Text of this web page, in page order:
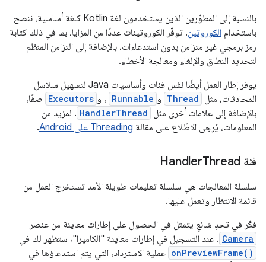
بالنسبة إلى المطوّرين الذين يستخدمون لغة Kotlin كلغة أساسية، ننصح
باستخدام الكوروتين. توفّر الكوروتينات عددًا من المزايا، بما في ذلك كتابة
رمز برمجي غير متزامن بدون استدعاءات، بالإضافة إلى التزامن المنظم
لتحديد النطاق والإلغاء ومعالجة الأخطاء.
يوفر إطار العمل أيضًا نفس فئات وأساسيات Java لتسهيل سلاسل
المحادثات، مثل Thread و Runnable ، و Executors صفًا،
بالإضافة إلى علامات أخرى مثل HandlerThread . لمزيد من
المعلومات، يُرجى الاطّلاع على مقالة Threading على Android .
فئة Handler Thread
سلسلة المعالجات هي سلسلة تعليمات طويلة الأمد تستخرج العمل من
قائمة الانتظار وتعمل عليها.
فكّر في تحدٍ شائعٍ يتمثل في الحصول على إطارات معاينة من عنصر
Camera . عند التسجيل في إطارات معاينة "الكاميرا"، ستظهر لك في
onPreviewFrame() عملية الاسترداد، التي يتم استدعاؤها في